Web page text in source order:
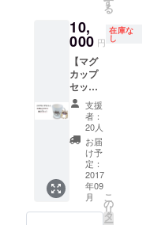
類つい
たセッ
ト！ ※
画像は
イメー
ジで
す。実
際とは
異なる
場合が
ありま
す。
トリオ
リジナ
ル着せ
替えイ
ラスト
をお届
け！
+1000
円クー
ポン×5
枚！ 次
のコス
プレシ
リーズ
がここ
から生
る
10,
000 円
在庫な
し
【マグ
カップ
セッ
ト】
+500円
クーポ
ン ネコ
めんト
リセッ
ト+限定
マグ
カップ
+500円
支援
者：
20人
お届
け予
定：
2017
年09
月
こ
の
リ
タ